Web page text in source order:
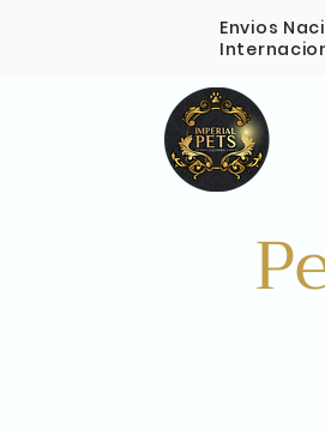
Envios